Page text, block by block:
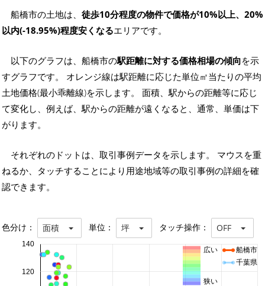
船橋市の土地は、 徒歩10分程度の物件で価格が10%以上、20%
以内(-18.95%)程度安くなるエリアです。
以下のグラフは、船橋市の駅距離に対する価格相場の傾向を示
すグラフです。 オレンジ線は駅距離に応じた単位㎡当たりの平均
土地価格(最小乖離線)を示します。 面積、駅からの距離等に応じ
て変化し、例えば、駅からの距離が遠くなると、通常、単価は下
がります。
それぞれのドットは、取引事例データを示します。 マウスを重
ねるか、タッチすることにより用途地域等の取引事例の詳細を確
認できます。
色分け： 面積 単位： 坪 タッチ操作： OFF
120
140
船橋市
千葉県
広い
狭い